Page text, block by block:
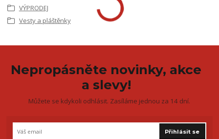
VÝPRODEJ
Vesty a pláštěnky
Nepropásněte novinky, akce
a slevy!
Můžete se kdykoli odhlásit. Zasíláme jednou za 14 dní.
Přihlásit se